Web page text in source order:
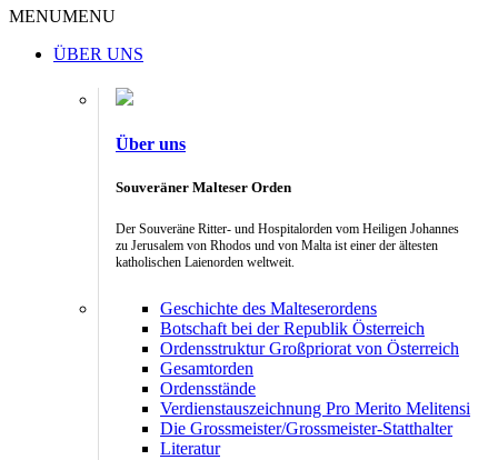
MENUMENU
ÜBER UNS
Über uns
Souveräner Malteser Orden
Der Souveräne Ritter- und Hospitalorden vom Heiligen Johannes
zu Jerusalem von Rhodos und von Malta ist einer der ältesten
katholischen Laienorden weltweit.
Geschichte des Malteserordens
Botschaft bei der Republik Österreich
Ordensstruktur Großpriorat von Österreich
Gesamtorden
Ordensstände
Verdienstauszeichnung Pro Merito Melitensi
Die Grossmeister/Grossmeister-Statthalter
Literatur